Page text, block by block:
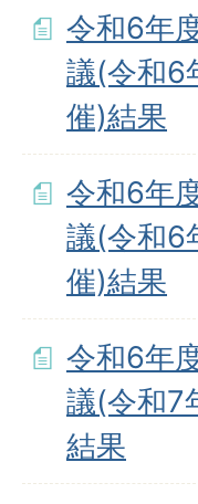
令和6年
議(令和6
催)結果
令和6年
議(令和6
催)結果
令和6年
議(令和7
結果